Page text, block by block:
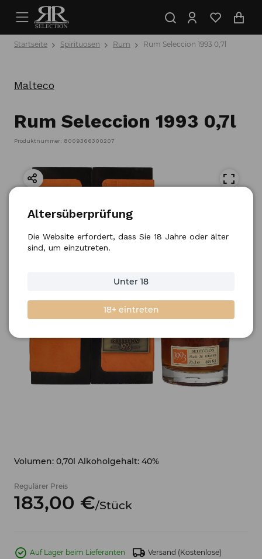
Startseite Spirituosen Rum Rum Seleccion 1993 0,7l
Malteco
Rum Seleccion 1993 0,7l
Produktnummer: 8009366300207
Volumen: 0,70l Alkoholgehalt: 40%
Regulärer Preis
183,00 €/Stück
Auf Lager beim Lieferanten Versand (Kostenlose)
Altersüberprüfung
Die Website erfordert, dass Sie 18 Jahre oder älter
sind, um einzutreten.
Unter 18
18+ eintreten